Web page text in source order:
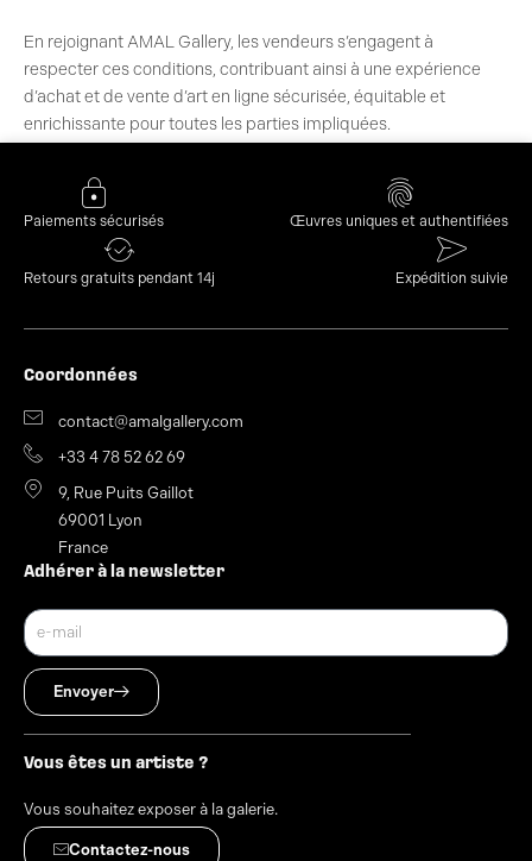
En rejoignant AMAL Gallery, les vendeurs s’engagent à
respecter ces conditions, contribuant ainsi à une expérience
d’achat et de vente d’art en ligne sécurisée, équitable et
enrichissante pour toutes les parties impliquées.
Paiements sécurisés Œuvres uniques et authentifiées
Retours gratuits pendant 14j Expédition suivie
Coordonnées
contact@amalgallery.com
+33 4 78 52 62 69
9, Rue Puits Gaillot
69001 Lyon
France
Adhérer à la newsletter
Envoyer
Vous êtes un artiste ?
Vous souhaitez exposer à la galerie.
Contactez-nous